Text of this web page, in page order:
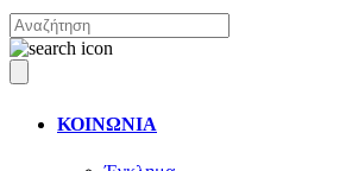
ΚΟΙΝΩΝΙΑ